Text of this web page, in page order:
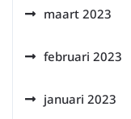
maart 2023
februari 2023
januari 2023